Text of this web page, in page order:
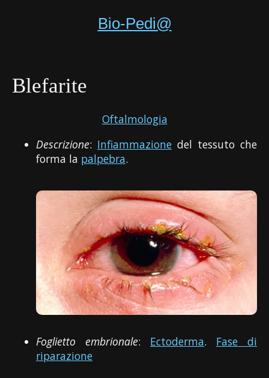
Bio-Pedi@
Blefarite
Oftalmologia
Descrizione: Infiammazione del tessuto che
forma la palpebra.
Foglietto embrionale: Ectoderma. Fase di
riparazione